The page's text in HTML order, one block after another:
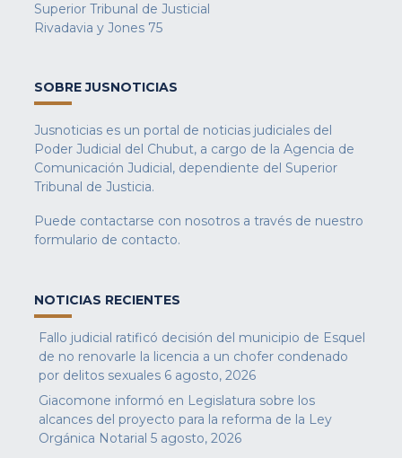
Superior Tribunal de Justicial
Rivadavia y Jones 75
SOBRE JUSNOTICIAS
Jusnoticias es un portal de noticias judiciales del
Poder Judicial del Chubut, a cargo de la Agencia de
Comunicación Judicial, dependiente del Superior
Tribunal de Justicia.
Puede contactarse con nosotros a través de nuestro
formulario de contacto.
NOTICIAS RECIENTES
Fallo judicial ratificó decisión del municipio de Esquel
de no renovarle la licencia a un chofer condenado
por delitos sexuales 6 agosto, 2026
Giacomone informó en Legislatura sobre los
alcances del proyecto para la reforma de la Ley
Orgánica Notarial 5 agosto, 2026